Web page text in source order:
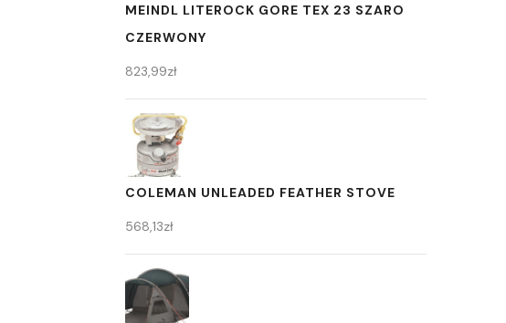
MEINDL LITEROCK GORE TEX 23 SZARO
CZERWONY
823,99zł
COLEMAN UNLEADED FEATHER STOVE
568,13zł